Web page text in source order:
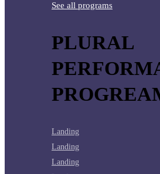
See all programs
PLURAL
Landing
Landing
Landing